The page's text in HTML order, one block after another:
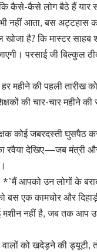
कैसे-कैसे लोग बैठे हैं
नहीं आता, बस अट्टहास
खोजा है? कि मास्टर
परसाई जी बिल्कुल
महीने की पहली तारीख
की चार-चार महीने
कोई जबरदस्ती
देखिए—जब मंत्री
*”मैं आपको उन लोगों के
बस एक कामचोर और
नहीं है, जब तक आप
को खदेड़ने की ड्यूटी,